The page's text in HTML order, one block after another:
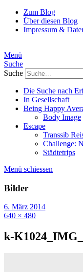
Zum Blog
Über diesen Blog
Impressum &
Menü
Suche
Suche
Die Suche nach
In Gesellschaft
Being Happy
Body Image
Escape
Transsib
Challenge:
Städtetrips
Menü schiessen
Bilder
6. März 2014
640 × 480
k-